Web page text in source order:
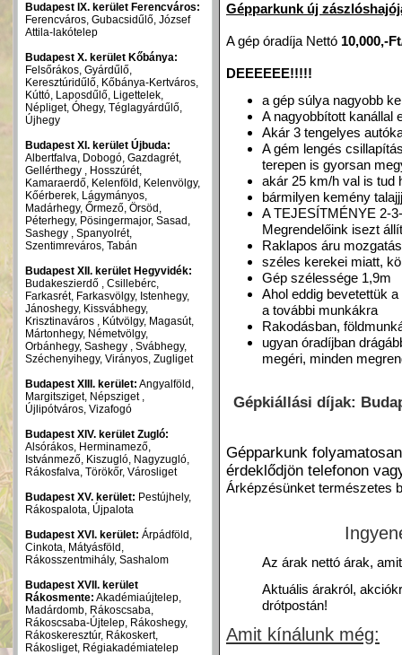
Budapest IX. kerület Ferencváros:
Ferencváros, Gubacsidűlő, József
Attila-lakótelep
Budapest X. kerület Kőbánya:
Felsőrákos, Gyárdűlő,
Keresztúridűlő, Kőbánya-Kertváros,
Kúttó, Laposdűlő, Ligettelek,
Népliget, Óhegy, Téglagyárdűlő,
Újhegy
Budapest XI. kerület Újbuda:
Albertfalva, Dobogó, Gazdagrét,
Gellérthegy , Hosszúrét,
Kamaraerdő, Kelenföld, Kelenvölgy,
Kőérberek, Lágymányos,
Madárhegy, Őrmező, Örsöd,
Péterhegy, Pösingermajor, Sasad,
Sashegy , Spanyolrét,
Szentimreváros, Tabán
Budapest XII. kerület Hegyvidék:
Budakeszierdő , Csillebérc,
Farkasrét, Farkasvölgy, Istenhegy,
Jánoshegy, Kissvábhegy,
Krisztinaváros , Kútvölgy, Magasút,
Mártonhegy, Németvölgy,
Orbánhegy, Sashegy , Svábhegy,
Széchenyihegy, Virányos, Zugliget
Budapest XIII. kerület: Angyalföld,
Margitsziget, Népsziget ,
Újlipótváros, Vizafogó
Budapest XIV. kerület Zugló:
Alsórákos, Herminamező,
Istvánmező, Kiszugló, Nagyzugló,
Rákosfalva, Törökőr, Városliget
Budapest XV. kerület: Pestújhely,
Rákospalota, Újpalota
Budapest XVI. kerület: Árpádföld,
Cinkota, Mátyásföld,
Rákosszentmihály, Sashalom
Budapest XVII. kerület
Rákosmente: Akadémiaújtelep,
Madárdomb, Rákoscsaba,
Rákoscsaba-Újtelep, Rákoshegy,
Rákoskeresztúr, Rákoskert,
Rákosliget, Régiakadémiatelep
Gépparkunk új
A gép óradíja Nettó 10,000,-
DEEEEEE!!!!!
a gép súlya nagyobb
A nagyobbított kanállal
Akár 3 tengelyes
A gém lengés
terepen is gyorsan
akár 25 km/h val is tud
bármilyen kemény
A TEJESÍTMÉNYE 2-
Megrendelőink isezt
Raklapos áru
széles kerekei miatt,
Gép szélessége 1,9m
Ahol eddig bevetettük
a további munkákra
Rakodásban,
ugyan óradíjban
megéri, minden
Gépkiállási díjak:
Gépparkunk
érdeklődjön telefonon
Árképzésünket természetes
Az árak nettó árak,
Aktuális árakról,
drótpostán!
Amit kínálunk még: